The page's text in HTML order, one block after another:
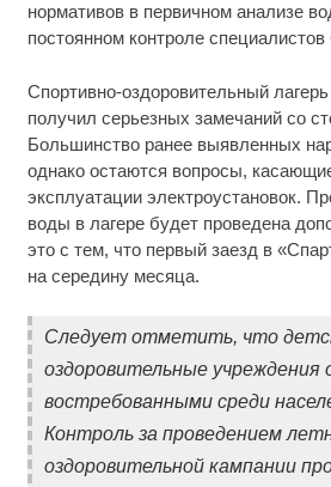
нормативов в первичном анализе
постоянном контроле
Спортивно-оздоровительный
получил серьезных замечаний со
Большинство ранее выявленных
однако остаются вопросы,
эксплуатации электроустановок.
воды в лагере будет проведена
это с тем, что первый заезд в
на середину месяца.
Следует отметить, что
оздоровительные
востребованными среди
Контроль за проведением
оздоровительной кампании